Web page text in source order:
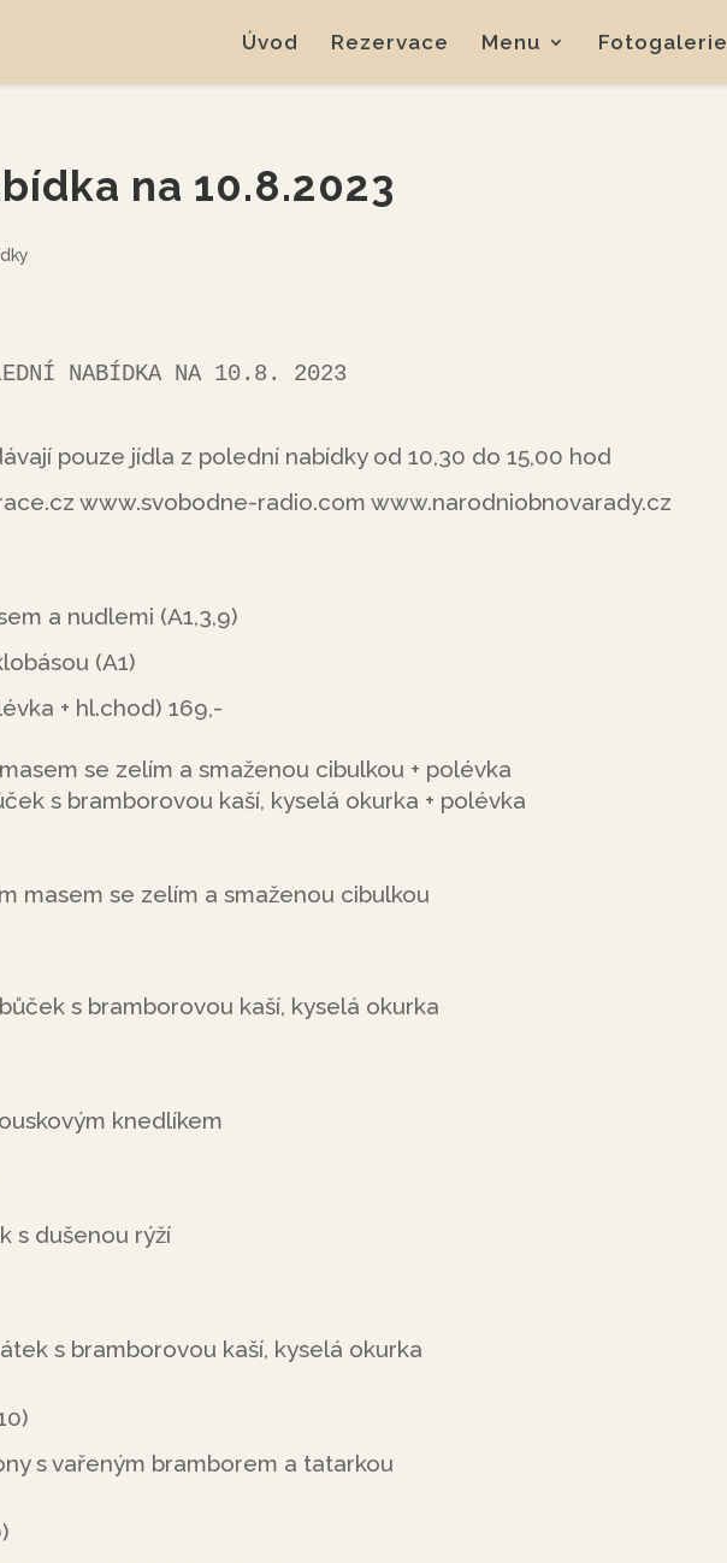
Úvod Rezervace Menu Fotogalerie
na 10.8.2023
POLEDNÍ NABÍDKA NA 10.8. 2023
pouze jídla z polední nabídky od 10,30 do 15,00 hod
www.svobodne-radio.com www.narodniobnovarady.cz
a nudlemi (A1,3,9)
(A1)
+ hl.chod) 169,-
se zelím a smaženou cibulkou + polévka
s bramborovou kaší, kyselá okurka + polévka
masem se zelím a smaženou cibulkou
s bramborovou kaší, kyselá okurka
knedlíkem
s dušenou rýží
s bramborovou kaší, kyselá okurka
s vařeným bramborem a tatarkou